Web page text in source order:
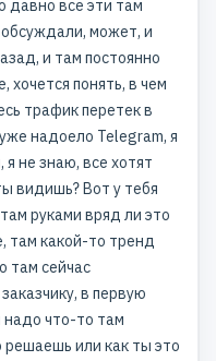
давно все эти там
может, и
и там постоянно
хочется понять, в чем
трафик перетек в
надоело Telegram, я
не знаю, все хотят
видишь? Вот у тебя
руками вряд ли это
там какой-то тренд
там сейчас
в первую
надо что-то там
решаешь или как ты это